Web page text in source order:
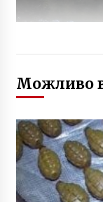
Можливо